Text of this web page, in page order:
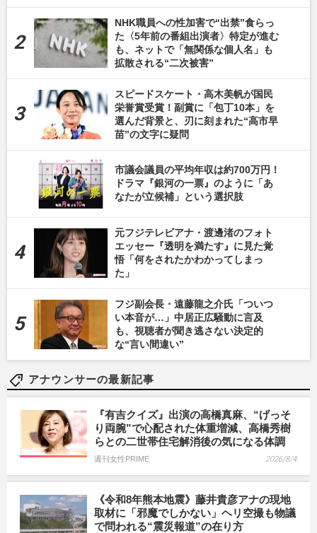
NHK職員への性加害で“出禁”食らっ
た〈5年前の番組出演者〉特定が進む
も、ネットで「無関係な個人名」も
拡散される“二次被害”
スピードスケート・高木美帆が国民
栄誉賞受賞！副賞に「包丁10本」を
選んだ背景と、刃に刻まれた“高市早
苗”の文字に疑問
市議会議員の平均年収は約700万円！
ドラマ『銀河の一票』のように「あ
なたが立候補」という選択肢
元フジテレビアナ・渡邊渚のフォト
エッセー『透明を満たす』に見た覚
悟「何をされたかわかってしまっ
た」
フジ副会長・遠藤龍之介氏「ついつ
い本音が…」中居正広騒動に言及
も、視聴者が聞き逃さない決定的
な“言い間違い”
アナウンサーの最新記事
『有吉クイズ』出演の高橋真麻、“げっそ
り両腕”で心配された体重増減、高橋秀樹
らとの二世帯住宅解消後の気になる体調
週刊女性PRIME 2026/8/4
《令和8年熊本地震》藤井貴彦アナの現地
取材に「邪魔でしかない」ヘリ空撮も物議
で問われる“震災報道”の在り方